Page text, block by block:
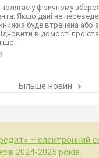
у фізичному
Якщо дані не
буде втрачена або
відомості про
Більше новин